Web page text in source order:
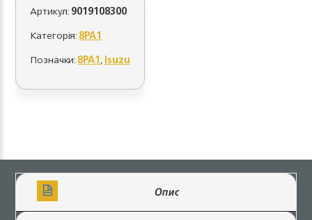
Артикул:9019108300
Категорія:8PA1
Позначки:8PA1,Isuzu
Опис